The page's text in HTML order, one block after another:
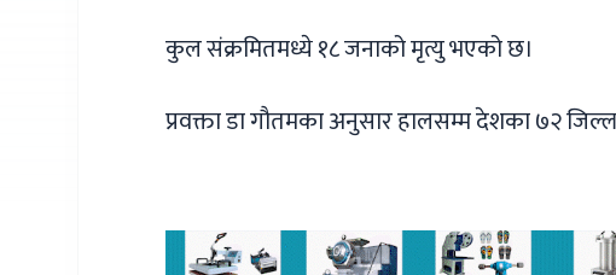
कुल संक्रमितमध्ये १८ जनाको मृत्यु भएको छ।
प्रवक्ता डा गौतमका अनुसार हालसम्म देशका ७२